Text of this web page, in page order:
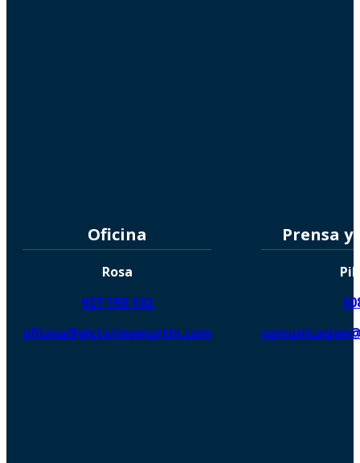
Oficina
Rosa
927 193 102
oficina@victorinomartin.com
Prensa